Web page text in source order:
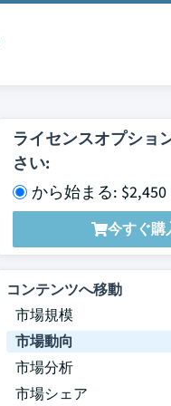
ライセンスオプショ
さい:
から始まる: $2,450
今すぐ購
コンテンツへ移動
市場規模
市場動向
市場分析
市場シェア